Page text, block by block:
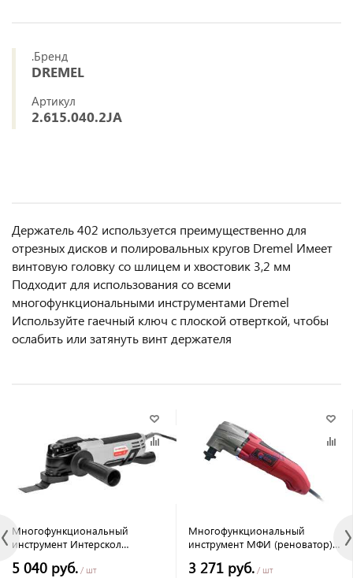
.Бренд
DREMEL
Артикул
2.615.040.2JA
Держатель 402 используется преимущественно для
отрезных дисков и полировальных кругов Dremel Имеет
винтовую головку со шлицем и хвостовик 3,2 мм
Подходит для использования со всеми
многофункциональными инструментами Dremel
Используйте гаечный ключ с плоской отверткой, чтобы
ослабить или затянуть винт держателя
Многофункциональный
инструмент Интерскол
5 040 руб. / шт
Многофункциональный
инструмент МФИ (реноватор)
3 271 руб. / шт